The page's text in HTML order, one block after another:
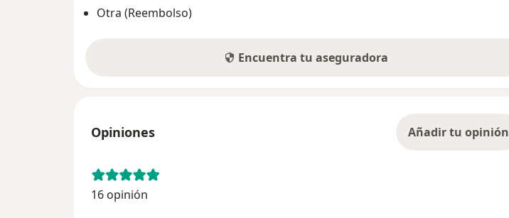
Otra (Reembolso)
Encuentra tu aseguradora
Opiniones Añadir tu opinión
16 opinión